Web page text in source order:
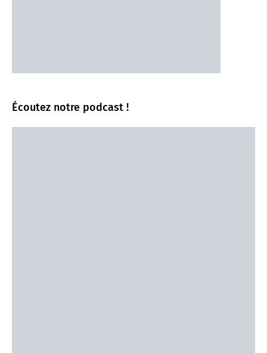
Écoutez notre podcast !